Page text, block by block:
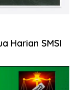
Harian SMSI